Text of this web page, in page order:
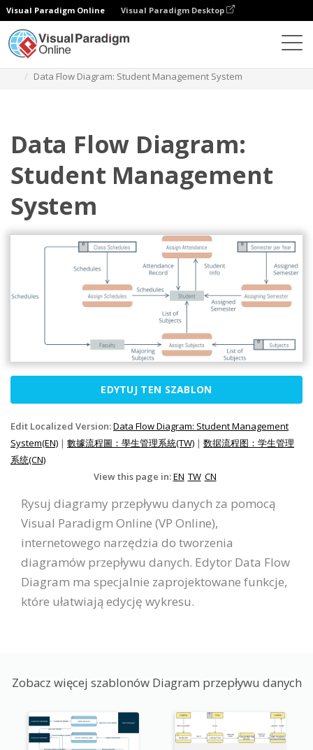
Visual Paradigm Online Visual Paradigm Desktop
Data Flow Diagram: Student Management System
Data Flow Diagram:
Student Management
System
EDYTUJ TEN SZABLON
Edit Localized Version:Data Flow Diagram: Student Management
System(EN) | 數據流程圖：學生管理系統(TW) | 数据流程图：学生管理
系统(CN)
View this page in:EN TW CN
Rysuj diagramy przepływu danych za pomocą
Visual Paradigm Online (VP Online),
internetowego narzędzia do tworzenia
diagramów przepływu danych. Edytor Data Flow
Diagram ma specjalnie zaprojektowane funkcje,
które ułatwiają edycję wykresu.
Zobacz więcej szablonów Diagram przepływu danych